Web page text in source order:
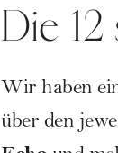
Die
Wir haben
über den